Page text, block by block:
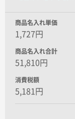
商品名入れ単価
1,727円
商品名入れ合計
51,810円
消費税額
5,181円